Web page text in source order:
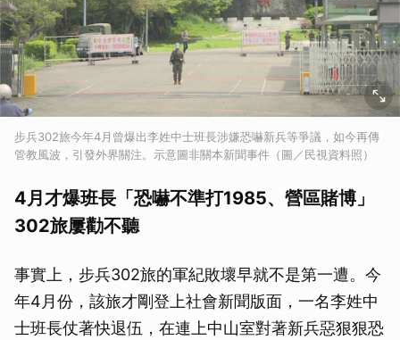
步兵302旅今年4月曾爆出李姓中士班長涉嫌恐嚇新兵等爭議，如今再傳
管教風波，引發外界關注。示意圖非關本新聞事件（圖／民視資料照）
4月才爆班長「恐嚇不準打1985、營區賭博」
302旅屢勸不聽
事實上，步兵302旅的軍紀敗壞早就不是第一遭。今
年4月份，該旅才剛登上社會新聞版面，一名李姓中
士班長仗著快退伍，在連上中山室對著新兵惡狠狠恐